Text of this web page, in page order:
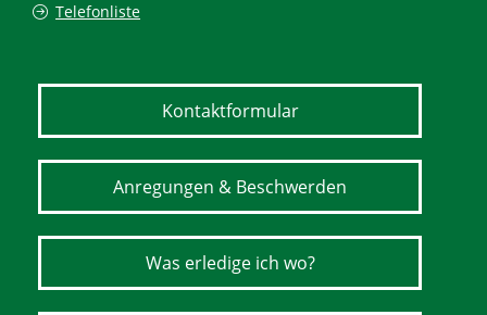
Telefonliste
Kontaktformular
Anregungen & Beschwerden
Was erledige ich wo?